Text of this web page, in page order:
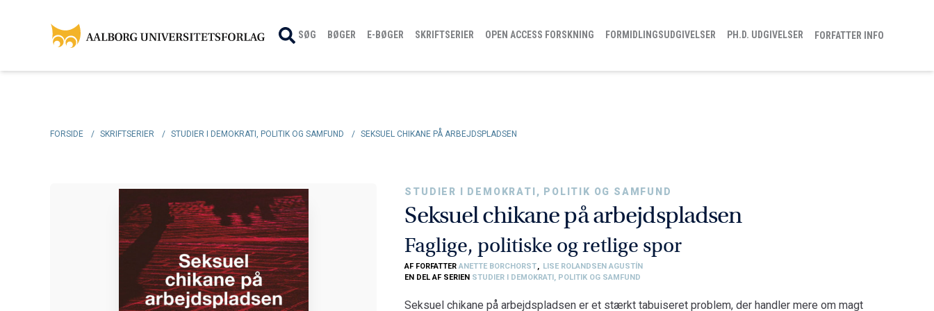
SØG BØGER E-BØGER SKRIFTSERIER OPEN ACCESS FORSKNING FORMIDLINGSUDGIVELSER PH.D. UDGIVELSER FORFATTER INFO
FORSIDE / SKRIFTSERIER / STUDIER I DEMOKRATI, POLITIK OG SAMFUND / SEKSUEL CHIKANE PÅ ARBEJDSPLADSEN
STUDIER I DEMOKRATI, POLITIK OG SAMFUND
Seksuel chikane på arbejdspladsen
Faglige, politiske og retlige spor
AF FORFATTERANETTE BORCHORST, LISE ROLANDSEN AGUSTÍN
EN DEL AF SERIEN STUDIER I DEMOKRATI, POLITIK OG SAMFUND
Seksuel chikane på arbejdspladsen er et stærkt tabuiseret problem, der handler mere om magt